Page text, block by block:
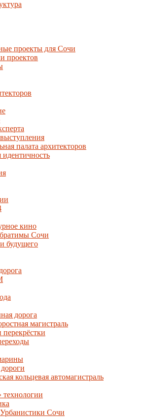
проекты для Сочи
проектов
палата архитекторов
идентичность
кино
Сочи
будущего
дорога
магистраль
перекрёстки
кольцевая автомагистраль
технологии
Сочи